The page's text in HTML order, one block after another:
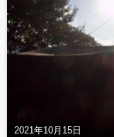
2021年10月15日